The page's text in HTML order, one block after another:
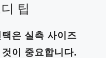
팁
은 실측 사이즈
이 중요합니다.